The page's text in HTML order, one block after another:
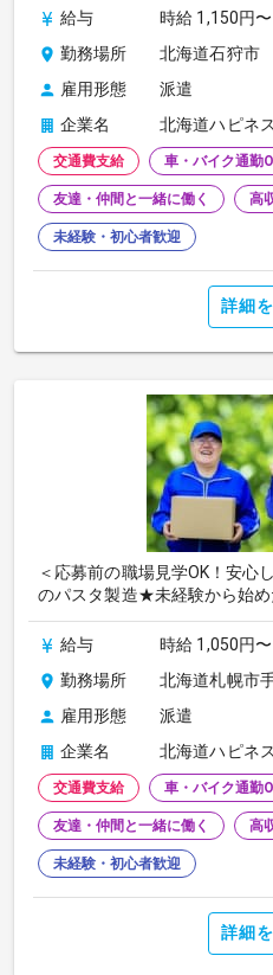
給与
時給 1,150円〜
勤務場所
北海道石狩市
雇用形態
派遣
企業名
北海道ハピネ
交通費支給 車・バイク通勤
友達・仲間と一緒に働く 高
未経験・初心者歓迎
詳細
＜応募前の職場見学OK！安心
のパスタ製造★未経験から始め
給与
時給 1,050円〜
勤務場所
北海道札幌市
雇用形態
派遣
企業名
北海道ハピネ
交通費支給 車・バイク通勤
友達・仲間と一緒に働く 高
未経験・初心者歓迎
詳細